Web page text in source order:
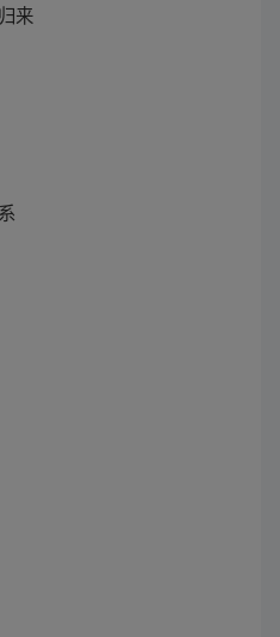
来